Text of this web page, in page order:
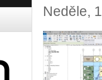
Neděle,